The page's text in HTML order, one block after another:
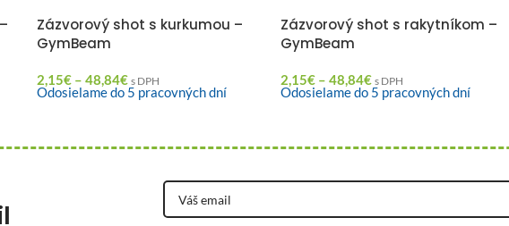
Zázvorový shot s kurkumou –
GymBeam
2,15€ – 48,84€ s DPH
Odosielame do 5 pracovných dní
Zázvorový shot s rakytníkom –
GymBeam
2,15€ – 48,84€ s DPH
Odosielame do 5 pracovných dní